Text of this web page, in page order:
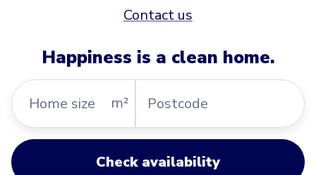
Contact us
Happiness is a clean home.
Home
size
m²
Check availability